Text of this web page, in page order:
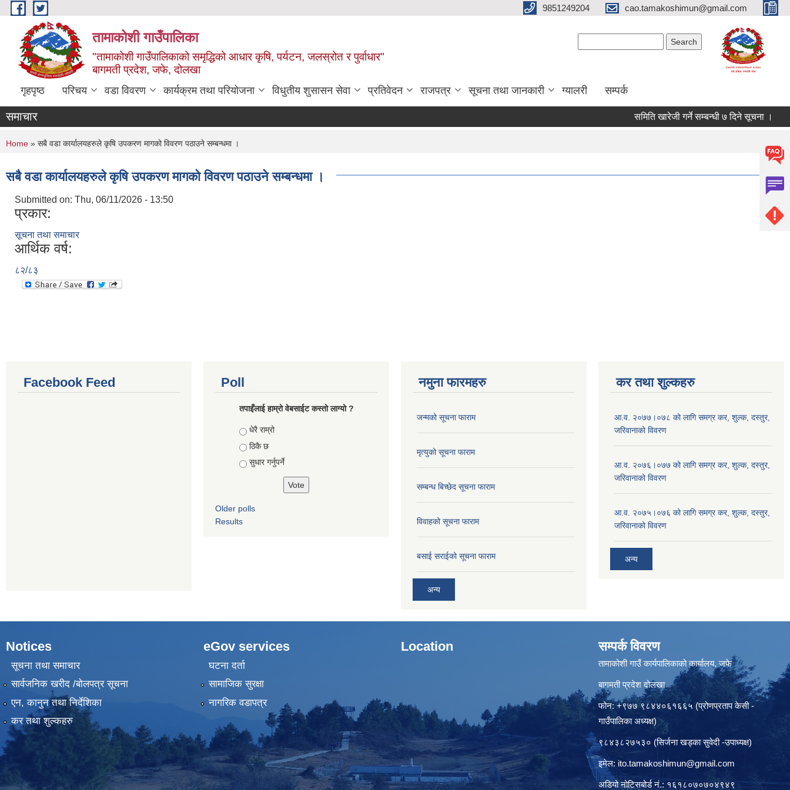
Skip to main content 9851249204 cao.tamakoshimun@gmail.com
तामाकोशी गाउँपालिका
"तामाकोशी गाउँपालिकाको समृद्धिको आधार कृषि, पर्यटन, जलस्रोत र पुर्वाधार"
बागमती प्रदेश, जफे, दोलखा
गृहपृष्ठ परिचय वडा विवरण कार्यक्रम तथा परियोजना विधुतीय शुसासन सेवा प्रतिवेदन राजपत्र सूचना तथा जानकारी ग्यालरी सम्पर्क
समाचार समिति खारेजी गर्ने सम्बन्धी ७ दिने सूचना ।
You are here
Home » सबै वडा कार्यालयहरुले कृषि उपकरण मागको विवरण पठाउने सम्बन्धमा ।
सबै वडा कार्यालयहरुले कृषि उपकरण मागको विवरण पठाउने सम्बन्धमा ।
Submitted on: Thu, 06/11/2026 - 13:50
प्रकार:
सूचना तथा समाचार
आर्थिक वर्ष:
८२/८३
Facebook Feed Poll
तपाइँलाई हाम्रो वेबसाईट कस्तो लाग्यो ?
Choices
धेरै राम्रो
ठिकै छ
सुधार गर्नुपर्ने
Older polls
Results
नमुना फारमहरु
जन्मको सूचना फाराम
मृत्युको सूचना फाराम
सम्बन्ध बिच्छेद सूचना फाराम
विवाहको सूचना फाराम
बसाई सराईको सूचना फाराम
अन्य
कर तथा शुल्कहरु
आ.व. २०७७।०७८ को लागि समग्र कर, शुल्क, दस्तुर,
जरिवानाको विवरण
आ.व. २०७६।०७७ को लागि समग्र कर, शुल्क, दस्तुर,
जरिवानाको विवरण
आ.व. २०७५।०७६ को लागि समग्र कर, शुल्क, दस्तुर,
जरिवानाको विवरण
अन्य
Notices
सूचना तथा समाचार
सार्वजनिक खरीद /बोलपत्र सूचना
एन, कानुन तथा निर्देशिका
कर तथा शुल्कहरु
eGov services
घटना दर्ता
सामाजिक सुरक्षा
नागरिक वडापत्र
Location सम्पर्क विवरण
तामाकोशी गाउँ कार्यपालिकाको कार्यालय, जफे
बागमती प्रदेश दोलखा
फोन: +९७७ ९८४४०६१६६५ (प्रोणप्रताप केसी -
गाउँपालिका अध्यक्ष)
९८४३८२७५३० (सिर्जना खड्का सुवेदी -उपाध्यक्ष)
इमेल: ito.tamakoshimun@gmail.com
अडियो नोटिसबोर्ड नं.: १६१८०७०७०४९४९